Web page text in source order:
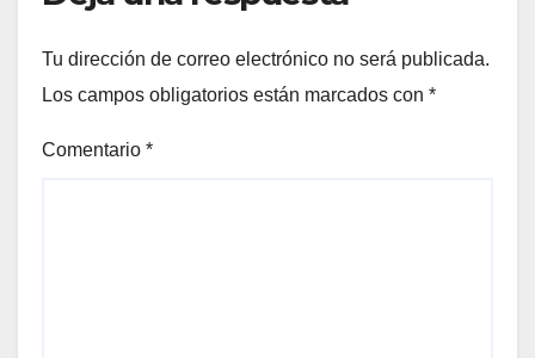
Tu dirección de correo electrónico no será publicada.
Los campos obligatorios están marcados con *
Comentario *